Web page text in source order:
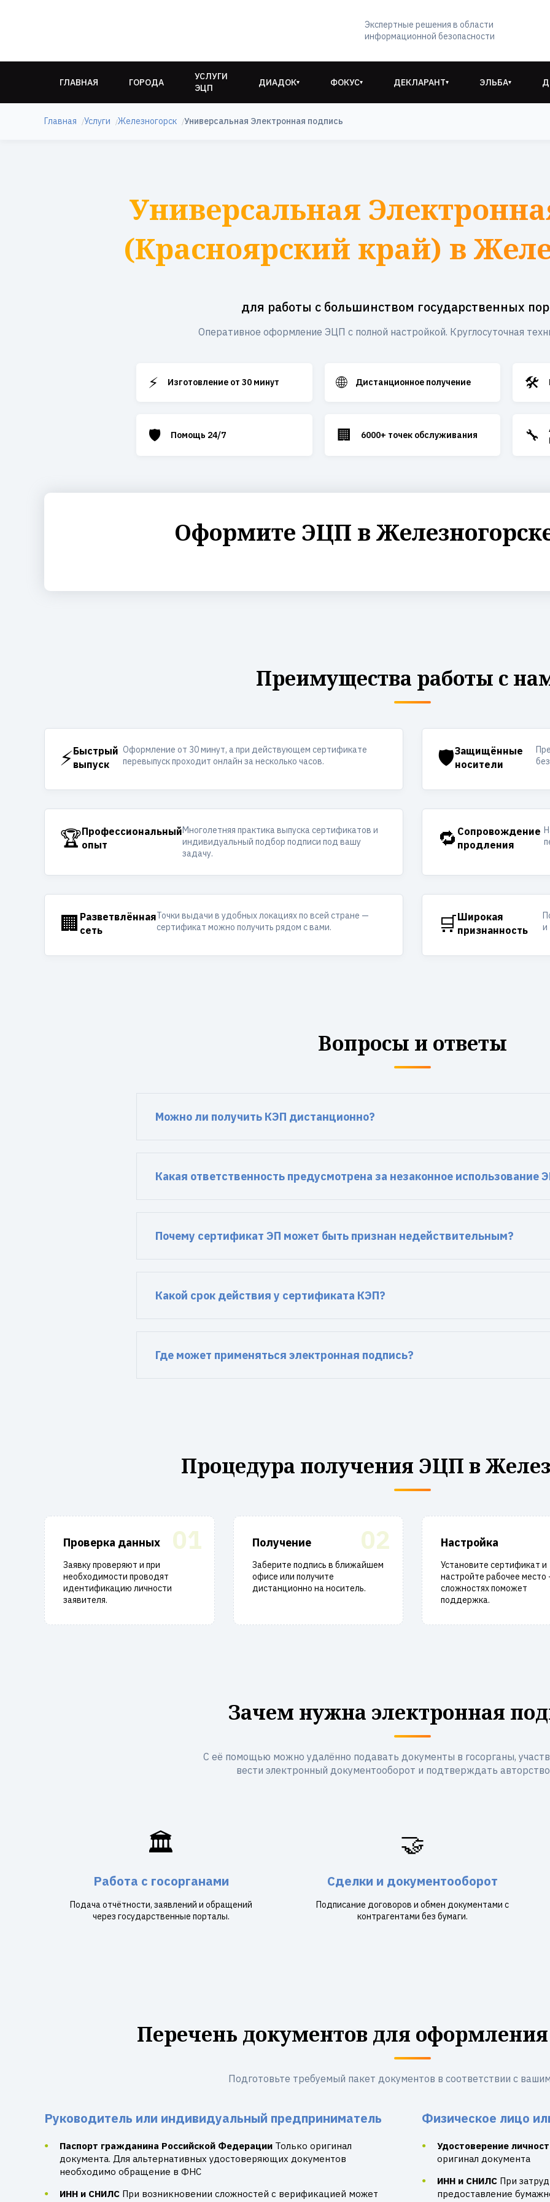
Экспертные решения в области
информационной безопасности
ГЛАВНАЯ ГОРОДА
УСЛУГИ
ЭЦП
ДИАДОК▾ ФОКУС▾ ДЕКЛАРАНТ▾ ЭЛЬБА▾
Главная Услуги Железногорск Универсальная Электронная подпись
Универсальная
(Красноярский край) в
для работы с большинством государственных
Оперативное оформление ЭЦП с полной настройкой. Круглосуточная
⚡ Изготовление от 30 минут 🌐 Дистанционное получение 🛠️
🛡️ Помощь 24/7 🏢 6000+ точек обслуживания 🔧
Оформите ЭЦП в
Преимущества работы с
⚡Быстрый
выпуск
Оформление от 30 минут, а при действующем сертификате
перевыпуск проходит онлайн за несколько часов.
🛡️Защищённые
носители
🏆Профессиональный
опыт
Многолетняя практика выпуска сертификатов и
индивидуальный подбор подписи под вашу
задачу.
🔁 Сопровождение
продления
🏢 Разветвлённая
сеть
Точки выдачи в удобных локациях по всей стране —
сертификат можно получить рядом с вами.
🛒Широкая
признанность
и
Вопросы и ответы
Можно ли получить КЭП дистанционно?
Какая ответственность предусмотрена за незаконное использование
Почему сертификат ЭП может быть признан недействительным?
Какой срок действия у сертификата КЭП?
Где может применяться электронная подпись?
Процедура получения ЭЦП в
01
Проверка данных
Заявку проверяют и при
необходимости проводят
идентификацию личности
заявителя.
02
Получение
Заберите подпись в ближайшем
офисе или получите
дистанционно на носитель.
Настройка
Установите сертификат и
настройте рабочее место
сложностях поможет
поддержка.
Зачем нужна электронная
С её помощью можно удалённо подавать документы в госорганы,
вести электронный документооборот и подтверждать
🏛️
Работа с госорганами
Подача отчётности, заявлений и обращений
через государственные порталы.
🤝
Сделки и документооборот
Подписание договоров и обмен документами с
контрагентами без бумаги.
Перечень документов для
Подготовьте требуемый пакет документов в соответствии с
Руководитель или индивидуальный предприниматель
Паспорт гражданина Российской Федерации Только оригинал
документа. Для альтернативных удостоверяющих документов
необходимо обращение в ФНС
ИНН и СНИЛС При возникновении сложностей с верификацией может
Физическое лицо
Удостоверение
оригинал документа
ИНН и СНИЛС При
предоставление